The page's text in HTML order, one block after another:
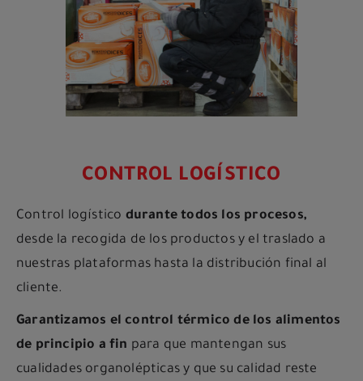
CONTROL LOGÍSTICO
Control logístico durante todos los procesos,
desde la recogida de los productos y el traslado a
nuestras plataformas hasta la distribución final al
cliente.
Garantizamos el control térmico de los alimentos
de principio a fin para que mantengan sus
cualidades organolépticas y que su calidad reste